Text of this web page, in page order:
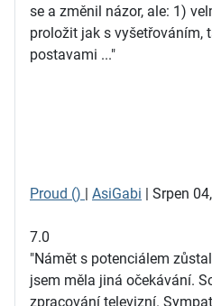
se a změnil názor, ale: 1)
proložit jak s vyšetřováním,
postavami ..."
Proud () | AsiGabi | Srpen
7.0
"Námět s potenciálem
jsem měla jiná očekávání.
zpracování televizní.